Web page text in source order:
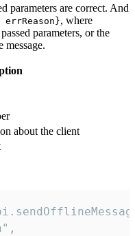
parameters are correct. And
, where
parameters, or the
message.
about the client